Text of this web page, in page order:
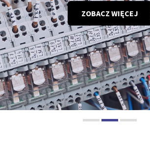
ZOBACZ WIĘCEJ